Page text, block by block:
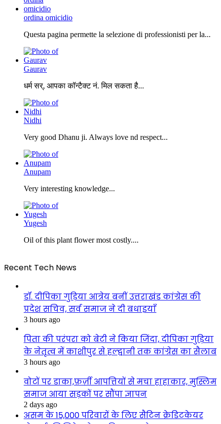
ordina omicidio
Questa pagina permette la selezione di professionisti per la...
Gaurav
धर्म सर्, आपका कॉन्टैक्ट नं. मिल सकता है...
Nidhi
Very good Dhanu ji. Always love nd respect...
Anupam
Very interesting knowledge...
Yugesh
Oil of this plant flower most costly....
Recent Tech News
डॉ. दीपिका गुड़िया आत्रेय बनीं उत्तराखंड कांग्रेस की
प्रदेश सचिव, सर्व समाज ने दी बधाइयाँ
3 hours ago
पिता की परंपरा को बेटी ने किया जिंदा, दीपिका गुड़िया
के नेतृत्व में काशीपुर से हल्द्वानी तक कांग्रेस का सैलाब
3 hours ago
वोटों पर डाका,फ़र्ज़ी आपत्तियों से मचा हाहाकार, मुस्लिम
समाज आया सड़कों पर सौंपा ज्ञापन
2 days ago
असम के 15,000 परिवारों के लिए सैटिन क्रेडिटकेयर